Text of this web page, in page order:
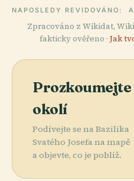
NAPOSLEDY REVIDOVÁNO:
Zpracováno z Wikidat,
fakticky ověřeno · Jak
Prozkoumejte
okolí
Podívejte se na Bazilika
Svatého Josefa na mapě
a objevte, co je poblíž.